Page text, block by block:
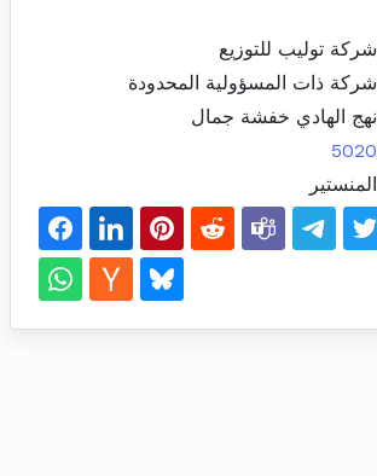
شركة توليب للتوزيع
شركة ذات المسؤولية المحدودة
نهج الهادي خفشة جمال
5020
المنستير